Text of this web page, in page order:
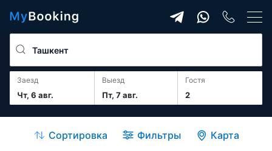
Заезд
Чт, 6 авг.
Выезд
Пт, 7 авг. 2
гостя
Сортировка Фильтры Карта